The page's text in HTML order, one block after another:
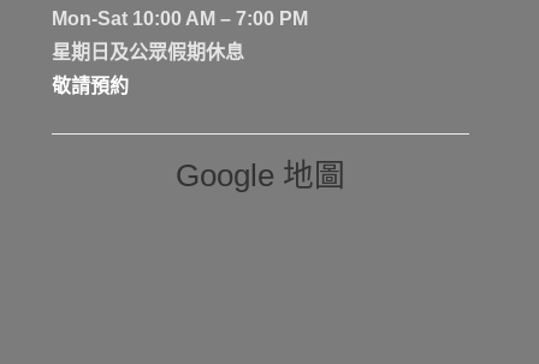
Mon-Sat 10:00 AM – 7:00 PM
星期日及公眾假期休息
敬請預約
Google 地圖